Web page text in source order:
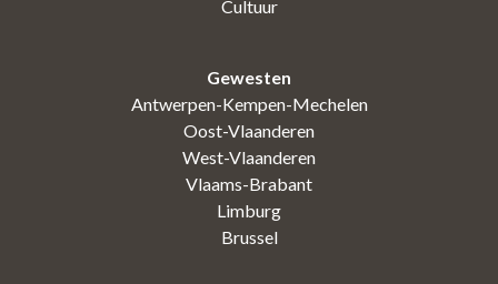
Cultuur
Gewesten
Antwerpen-Kempen-Mechelen
Oost-Vlaanderen
West-Vlaanderen
Vlaams-Brabant
Limburg
Brussel